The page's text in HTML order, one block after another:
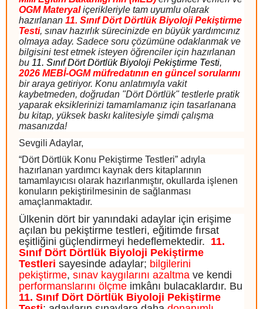
OGM Materyaliçerikleriyle tam uyumlu olarak
hazırlanan 11. Sınıf Dört Dörtlük Biyoloji Pekiştirme
Testi, sınav hazırlık sürecinizde en büyük yardımcınız
olmaya aday. Sadece soru çözümüne odaklanmak ve
bilgisini test etmek isteyen öğrenciler için hazırlanan
bu 11. Sınıf Dört Dörtlük Biyoloji Pekiştirme Testi,
2026 MEBİ-OGM müfredatının en güncel sorularını
bir araya getiriyor. Konu anlatımıyla vakit
kaybetmeden, doğrudan "Dört Dörtlük" testlerle pratik
yaparak eksiklerinizi tamamlamanız için tasarlanana
bu kitap, yüksek baskı kalitesiyle şimdi çalışma
masanızda!
Sevgili Adaylar,
“Dört Dörtlük Konu Pekiştirme Testleri” adıyla
hazırlanan yardımcı kaynak ders kitaplarının
tamamlayıcısı olarak hazırlanmıştır, okullarda işlenen
konuların pekiştirilmesinin de sağlanması
amaçlanmaktadır.
Ülkenin dört bir yanındaki adaylar için erişime
açılan bu pekiştirme testleri, eğitimde fırsat
eşitliğini güçlendirmeyi hedeflemektedir. 11.
Sınıf Dört Dörtlük Biyoloji Pekiştirme
Testleri sayesinde adaylar; bilgilerini
pekiştirme, sınav kaygılarını azaltma ve kendi
performanslarını ölçme imkânı bulacaklardır. Bu
11. Sınıf Dört Dörtlük Biyoloji Pekiştirme